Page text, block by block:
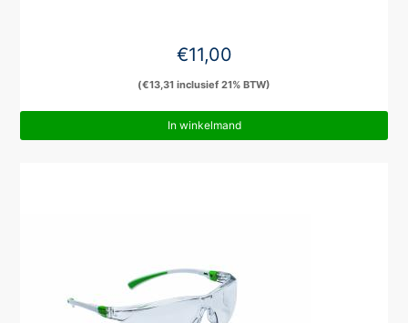
€11,00
(€13,31 inclusief 21% BTW)
In winkelmand